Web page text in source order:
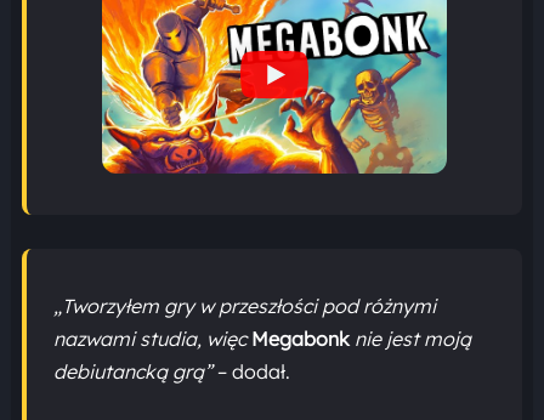
„Tworzyłem gry w przeszłości pod różnymi
nazwami studia, więcMegabonknie jest moją
debiutancką grą”– dodał.